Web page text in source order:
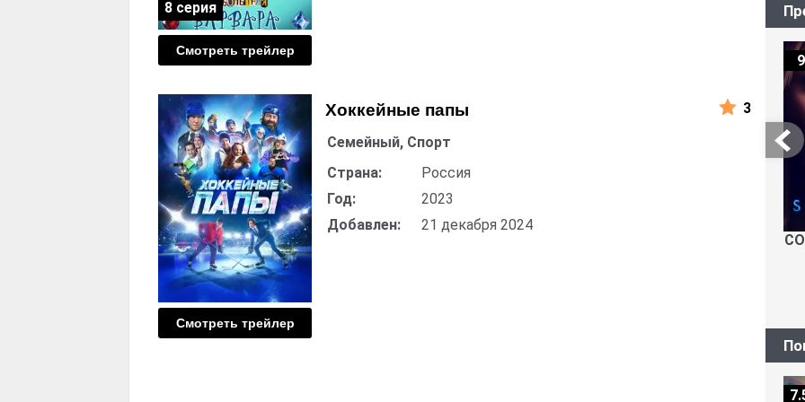
Смотреть трейлер
8 серия
Хоккейные папы
Смотреть трейлер
Семейный, Спорт
Страна:
Россия
Год:
2023
Добавлен:
21 декабря 2024
3
9